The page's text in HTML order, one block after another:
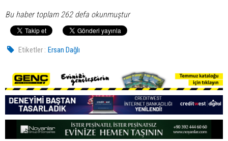
Bu haber toplam 262 defa okunmuştur
Etiketler : Ersan Dağlı